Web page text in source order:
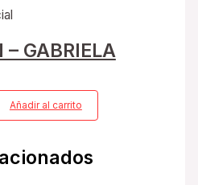
– GABRIELA
Añadir al carrito